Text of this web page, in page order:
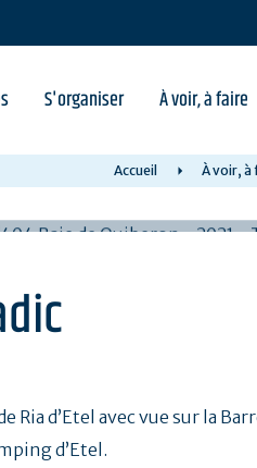
S'organiser À voir, à faire
Accueil À voir, à
Ria d’Etel avec vue sur la
d’Etel.